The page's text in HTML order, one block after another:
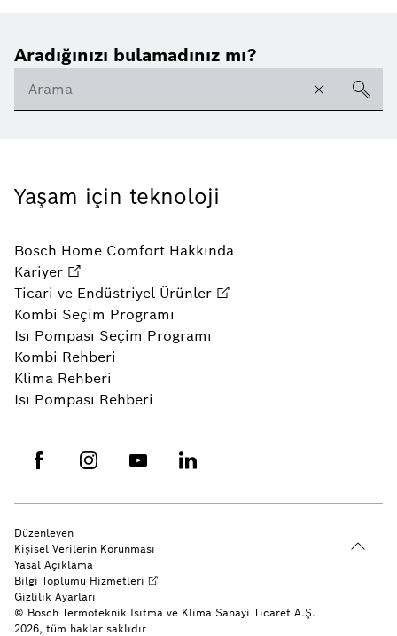
Aradığınızı bulamadınız mı?
Yaşam için teknoloji
Bosch Home Comfort Hakkında
Kariyer
Ticari ve Endüstriyel Ürünler
Kombi Seçim Programı
Isı Pompası Seçim Programı
Kombi Rehberi
Klima Rehberi
Isı Pompası Rehberi
© Bosch Termoteknik Isıtma ve Klima Sanayi Ticaret A.Ş.
2026, tüm haklar saklıdır
Düzenleyen
Kişisel Verilerin Korunması
Yasal Açıklama
Bilgi Toplumu Hizmetleri
Gizlilik Ayarları